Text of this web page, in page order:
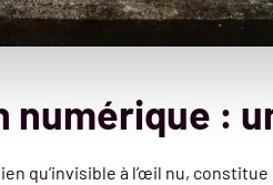
numérique :
qu’invisible à l’œil nu,